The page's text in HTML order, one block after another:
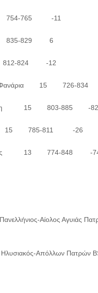
765 -11
835-829 6
812-824 -12
Φανάρια 15 726-
15 803-885 -82
15 785-811 -26
13 774-848 -
Αίολος Αγυιάς
Απόλλων Πατρών